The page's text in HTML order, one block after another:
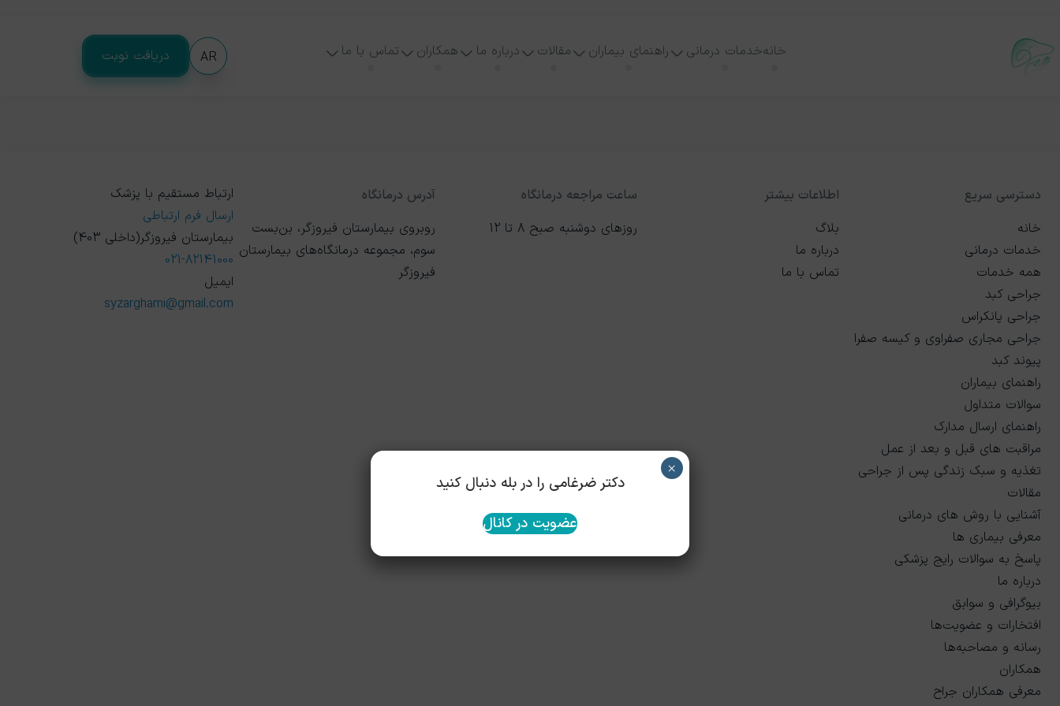
خانهخدمات درمانی راهنمای بیماران مقالات درباره ما همکاران تماس با ما AR دریافت نوبت
دسترسی سریع
خانه
خدمات درمانی
همه خدمات
جراحی کبد
جراحی پانکراس
جراحی مجاری صفراوی و کیسه صفرا
پیوند کبد
راهنمای بیماران
سوالات متداول
راهنمای ارسال مدارک
مراقبت های قبل و بعد از عمل
تغذیه و سبک زندگی پس از جراحی
مقالات
آشنایی با روش های درمانی
معرفی بیماری ها
پاسخ به سوالات رایج پزشکی
درباره ما
بیوگرافی و سوابق
افتخارات و عضویت‌ها
رسانه و مصاحبه‌ها
همکاران
معرفی همکاران جراح
اطلاعات بیشتر
بلاگ
درباره ما
تماس با ما
ساعت مراجعه درمانگاه
روزهای دوشنبه صبح 8 تا 12
آدرس درمانگاه
روبروی بیمارستان فیروزگر، بن‌بست
سوم، مجموعه درمانگاه‌های بیمارستان
فیروزگر
ارتباط مستقیم با پزشک
ارسال فرم ارتباطی
بیمارستان فیروزگر(داخلی 403)
021-82141000
ایمیل
syzarghami@gmail.com
دکتر ضرغامی را در بله دنبال کنید
عضویت در کانال
×